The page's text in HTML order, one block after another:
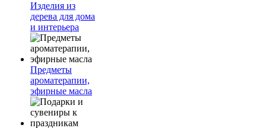
Изделия из
дерева для дома
и интерьера
Предметы
ароматерапии,
эфирные масла